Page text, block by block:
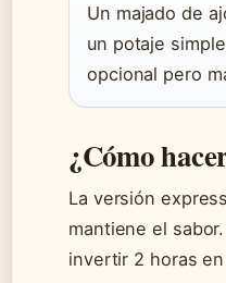
Un majado de
un potaje
opcional pero
¿Cómo
La versión
mantiene el
invertir 2 horas